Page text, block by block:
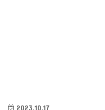
2023.10.17